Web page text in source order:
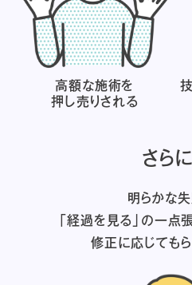
高額な施術を
押し売りされる
さらに
明らかな
「経過を見る」の一点
修正に応じても